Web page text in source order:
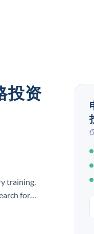
投资
training,
for